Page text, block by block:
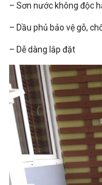
– Sơn nước không độc
– Dầu phủ bảo vệ gỗ,
– Dễ dàng lắp đặt